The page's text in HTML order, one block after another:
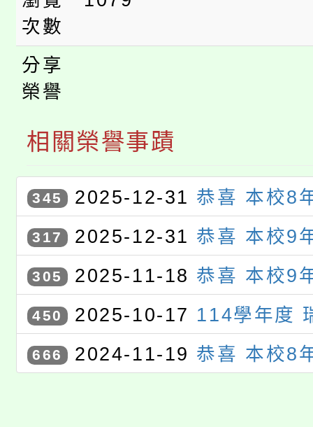
次數
分享
榮譽
相關榮譽事蹟
345 2025-12-31 恭喜 本校8
承 、 8年6班 鍾秉澐 同學參加
114年度學生資訊教育競賽〉
生活應用組 佳作
317 2025-12-31 恭喜 本校9
璇 同學參加〈桃園市114年度
育競賽〉，獲 桃園市 電腦繪
305 2025-11-18 恭喜 本校9
璇 同學參加〈桃園市114年度
育競賽〉，獲選進入 電腦繪圖
450 2025-10-17 114學年度
賽 初賽
666 2024-11-19 恭喜 本校8